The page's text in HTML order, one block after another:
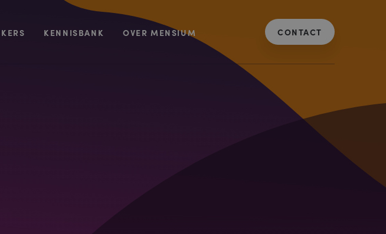
KENNISBANK OVER MENSIUM CONTACT